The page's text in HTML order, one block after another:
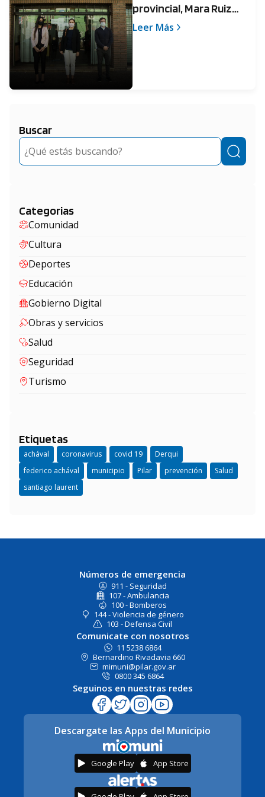
provincial, Mara Ruiz
Malec, visitó Pilar
Leer Más
Buscar
Buscar
Categorias
Comunidad
Cultura
Deportes
Educación
Gobierno Digital
Obras y servicios
Salud
Seguridad
Turismo
Etiquetas
achával coronavirus covid 19
Derqui
federico achával
municipio Pilar prevención
Salud
santiago laurent
Números de emergencia
911 - Seguridad
107 - Ambulancia
100 - Bomberos
144 - Violencia de género
103 - Defensa Civil
Comunicate con nosotros
11 5238 6864
Bernardino Rivadavia 660
mimuni@pilar.gov.ar
0800 345 6864
Seguinos en nuestras redes
Descargate las Apps del Municipio
Google Play App Store